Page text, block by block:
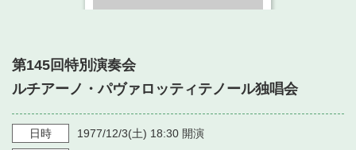
・ フロアマップ
・ よくある質問
・ 空き状況
・ 利用料金
・ 音楽堂のご案内
・ フロアマップ
神奈川県立音楽堂
SNS
第145回特別演奏会
ルチアーノ・パヴァロッティテノール独唱会
日時 1977/12/3(土) 18:30 開演